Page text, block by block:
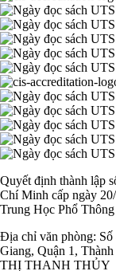
Quyết định thành lập
Chí Minh cấp ngày
Trung Học Phổ
Địa chỉ văn phòng:
Giang, Quận 1,
THỊ THANH THỦY